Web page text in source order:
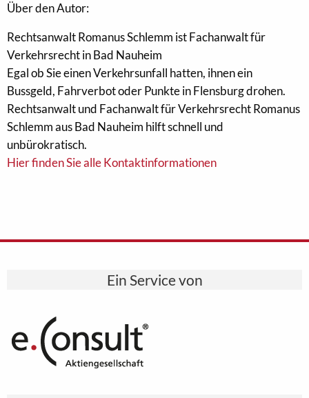
Über den Autor:
Rechtsanwalt Romanus Schlemm ist Fachanwalt für
Verkehrsrecht in Bad Nauheim
Egal ob Sie einen Verkehrsunfall hatten, ihnen ein
Bussgeld, Fahrverbot oder Punkte in Flensburg drohen.
Rechtsanwalt und Fachanwalt für Verkehrsrecht Romanus
Schlemm aus Bad Nauheim hilft schnell und
unbürokratisch.
Hier finden Sie alle Kontaktinformationen
Ein Service von